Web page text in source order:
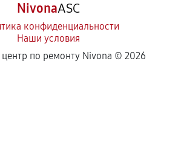
NivonaASC
конфиденциальности
Наши условия
по ремонту Nivona © 2026